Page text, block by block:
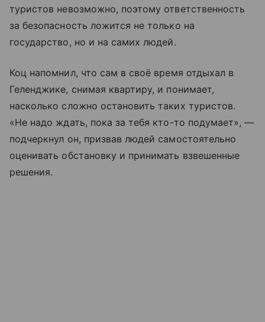
туристов невозможно, поэтому ответственность
за безопасность ложится не только на
государство, но и на самих людей.
Коц напомнил, что сам в своё время отдыхал в
Геленджике, снимая квартиру, и понимает,
насколько сложно остановить таких туристов.
«Не надо ждать, пока за тебя кто-то подумает», —
подчеркнул он, призвав людей самостоятельно
оценивать обстановку и принимать взвешенные
решения.